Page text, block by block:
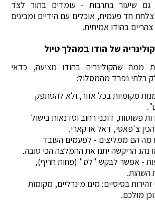
גם שיעור בתרבות - עומדים בתור לצד
חד פעמית, אוכלים עם הידיים ומבינים
בהודו אמיתית.
של הודו במהלך טיול
ממה שהקולינריה בהודו מציעה, כדאי
בלתי נפרד מהמסלול:
מקומיות בכל אזור, ולא להסתפק
פשוטות, דוכני רחוב וסדנאות בישול
צ'פאטי, דאל או קארי.
מה הם ממליצים - לפעמים העובד
נהג הריקשה יתנו את ההמלצה הכי טובה.
- אפשר לבקש "לס" (פחות חריף),
השהות.
בסיסיים: מים מינרליים, מקומות
מולכם.